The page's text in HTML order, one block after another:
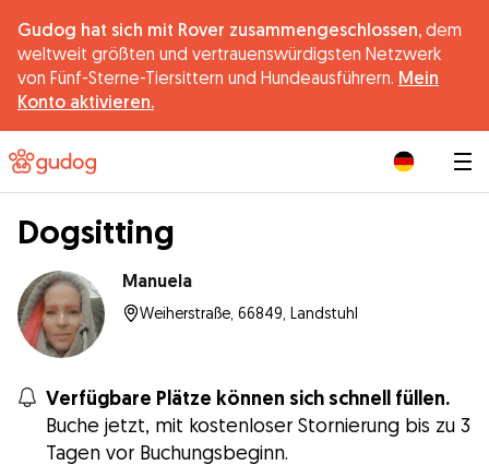
Gudog hat sich mit Rover zusammengeschlossen, dem
weltweit größten und vertrauenswürdigsten Netzwerk
von Fünf-Sterne-Tiersittern und Hundeausführern. Mein
Konto aktivieren.
Dogsitting
Manuela
Weiherstraße, 66849, Landstuhl
Verfügbare Plätze können sich schnell füllen.
Buche jetzt, mit kostenloser Stornierung bis zu 3
Tagen vor Buchungsbeginn.